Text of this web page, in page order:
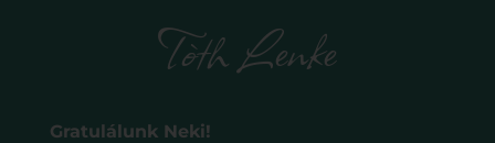
Tòth Lenke
Gratulálunk Neki!